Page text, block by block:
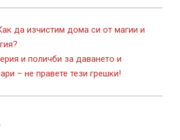
да изчистим дома си от магии и
и поличби за даването и
– не правете тези грешки!